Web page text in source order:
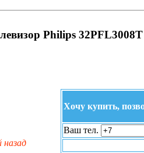
Philips 32PFL3008T
назад
Хочу купить,
Ваш тел.